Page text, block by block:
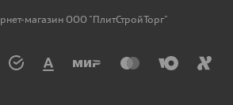
магазин ООО "ПлитСтройТорг"